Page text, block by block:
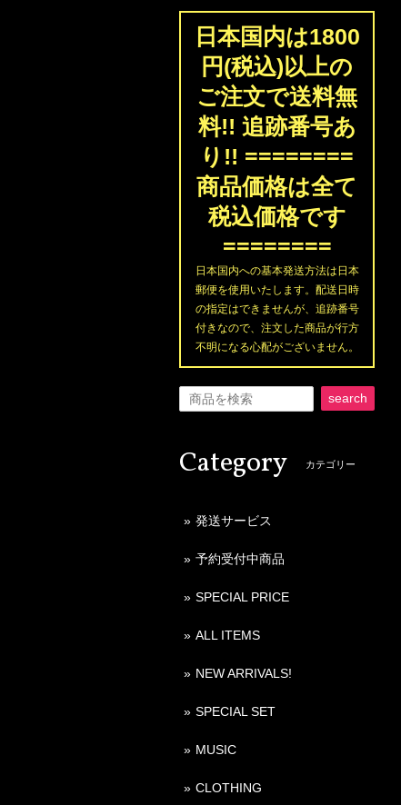
日本国内は1800
円(税込)以上の
ご注文で送料無
料!! 追跡番号あ
り!! ========
商品価格は全て
税込価格です
========
日本国内への基本発送方法は日本
郵便を使用いたします。配送日時
の指定はできませんが、追跡番号
付きなので、注文した商品が行方
不明になる心配がございません。
search
Category カテゴリー
発送サービス
予約受付中商品
SPECIAL PRICE
ALL ITEMS
NEW ARRIVALS!
SPECIAL SET
MUSIC
CLOTHING